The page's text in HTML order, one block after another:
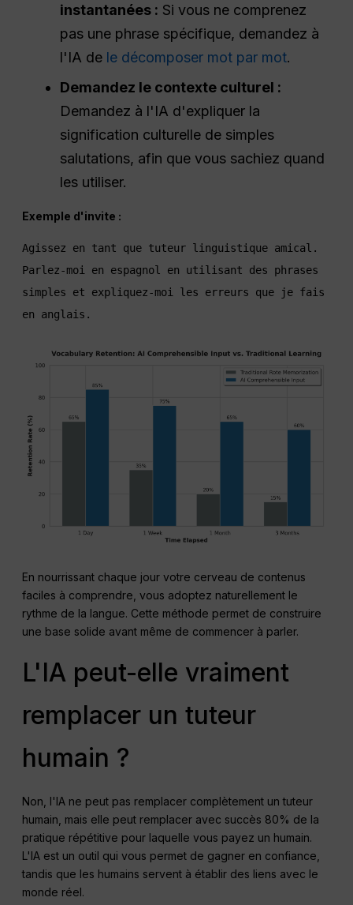
instantanées : Si vous ne comprenez
pas une phrase spécifique, demandez à
l'IA de le décomposer mot par mot.
Demandez le contexte culturel :
Demandez à l'IA d'expliquer la
signification culturelle de simples
salutations, afin que vous sachiez quand
les utiliser.
Exemple d'invite :
Agissez en tant que tuteur linguistique amical.
Parlez-moi en espagnol en utilisant des phrases
simples et expliquez-moi les erreurs que je fais
en anglais.
En nourrissant chaque jour votre cerveau de contenus
faciles à comprendre, vous adoptez naturellement le
rythme de la langue. Cette méthode permet de construire
une base solide avant même de commencer à parler.
L'IA peut-elle vraiment
remplacer un tuteur
humain ?
Non, l'IA ne peut pas remplacer complètement un tuteur
humain, mais elle peut remplacer avec succès 80% de la
pratique répétitive pour laquelle vous payez un humain.
L'IA est un outil qui vous permet de gagner en confiance,
tandis que les humains servent à établir des liens avec le
monde réel.